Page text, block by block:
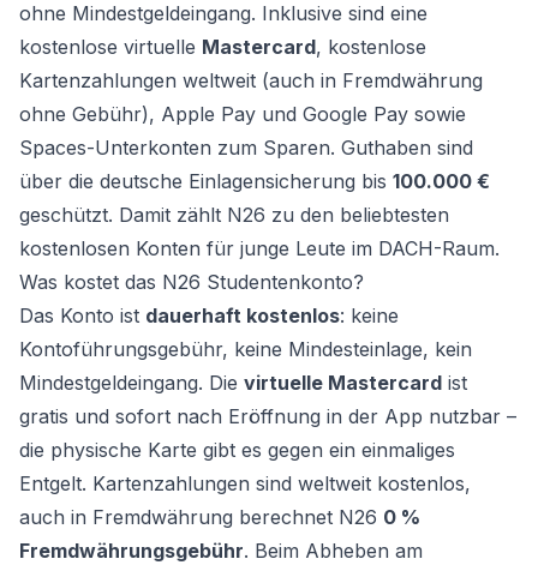
ohne Mindestgeldeingang. Inklusive sind eine
kostenlose virtuelle Mastercard, kostenlose
Kartenzahlungen weltweit (auch in Fremdwährung
ohne Gebühr), Apple Pay und Google Pay sowie
Spaces-Unterkonten zum Sparen. Guthaben sind
über die deutsche Einlagensicherung bis 100.000 €
geschützt. Damit zählt N26 zu den beliebtesten
kostenlosen Konten für junge Leute im DACH-Raum.
Was kostet das N26 Studentenkonto?
Das Konto ist dauerhaft kostenlos: keine
Kontoführungsgebühr, keine Mindesteinlage, kein
Mindestgeldeingang. Die virtuelle Mastercard ist
gratis und sofort nach Eröffnung in der App nutzbar –
die physische Karte gibt es gegen ein einmaliges
Entgelt. Kartenzahlungen sind weltweit kostenlos,
auch in Fremdwährung berechnet N26 0 %
Fremdwährungsgebühr. Beim Abheben am